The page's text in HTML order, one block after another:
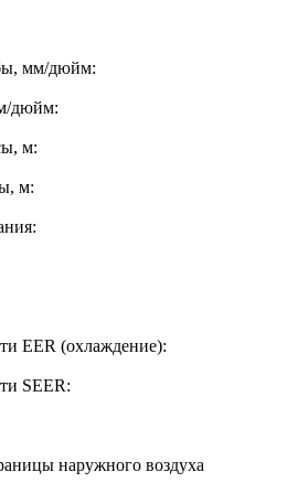
мм/дюйм:
дюйм:
м:
м:
EER (охлаждение):
SEER:
наружного воздуха